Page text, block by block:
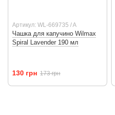
Артикул: WL-669735 / A
Чашка для капучино Wilmax
Spiral Lavender 190 мл
130 грн 173 грн